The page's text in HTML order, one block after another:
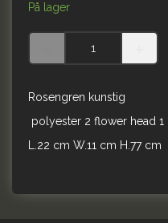
På lager
Rosengren kunstig
polyester 2 flower head 1
L.22 cm W.11 cm H.77 cm